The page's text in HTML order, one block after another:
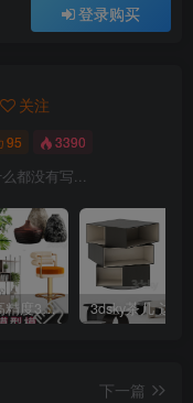
登录购买
关注
95 3390
都没有写...
最新-3DSKY高精度3DMAX模型869个
下一篇